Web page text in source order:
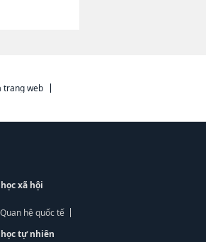
trang web
xã hội
Quan hệ quốc tế
tự nhiên